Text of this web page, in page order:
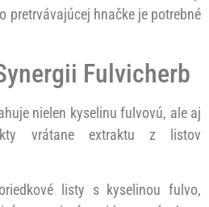
pretrvávajúcej hnačke je potrebné
Fulvicherb
nielen kyselinu fulvovú, ale aj
vrátane extraktu z listov
listy s kyselinou fulvo,